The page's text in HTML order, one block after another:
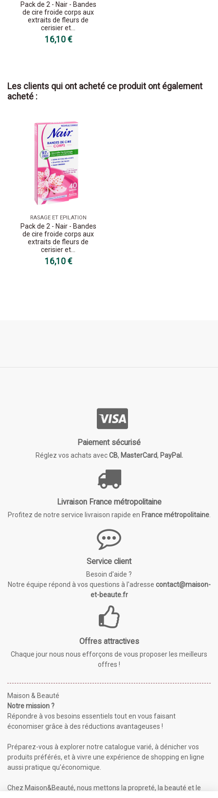
Pack de 2 - Nair - Bandes
de cire froide corps aux
extraits de fleurs de
cerisier et...
16,10 €
Les clients qui ont acheté ce produit ont également
acheté :
RASAGE ET EPILATION
Pack de 2 - Nair - Bandes
de cire froide corps aux
extraits de fleurs de
cerisier et...
16,10 €
Paiement sécurisé
Réglez vos achats avecCB, MasterCard, PayPal.
Livraison France métropolitaine
Profitez de notre service livraison rapide en France métropolitaine.
Service client
Besoin d'aide ?
Notre équipe répond à vos questions à l'adresse contact@maison-
et-beaute.fr
Offres attractives
Chaque jour nous nous efforçons de vous proposer les meilleurs
offres !
Maison & Beauté
Notre mission ?
Répondre à vos besoins essentiels tout en vous faisant
économiser grâce à des réductions avantageuses !
Préparez-vous à explorer notre catalogue varié, à dénicher vos
produits préférés, et à vivre une expérience de shopping en ligne
aussi pratique qu'économique.
Chez Maison&Beauté, nous mettons la propreté, la beauté et le